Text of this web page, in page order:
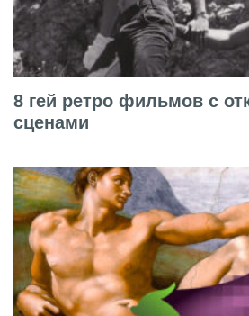
8 гей ретро фильмов с
сценами